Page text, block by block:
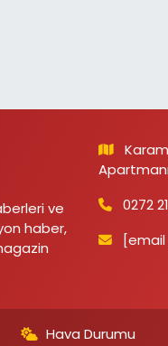
ve
haber,
0272
Hava Durumu